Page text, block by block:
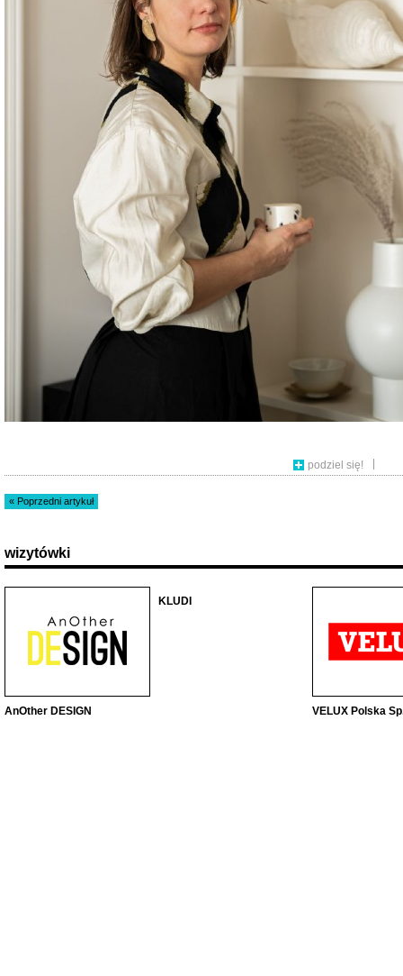
podziel się!
« Poprzedni artykuł
wizytówki
AnOther DESIGN
KLUDI
VELUX Polska